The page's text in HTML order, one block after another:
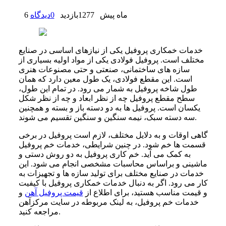
6 ماه پیش 1277بازدید 0دیدگاه
خدمات خمکاری پروفیل یکی از نیازهای اساسی در صنایع
مختلف است. پروفیل فولادی یکی از مواد اولیه بسیاری از
سازه‌ های ساختمانی، صنعتی و حتی مصنوعات هنری
است. این مقطع فولادی، یک طول معین دارد که همان
طول شاخه پروفیل به ‌شمار می‌ رود. در تمام این طول،
سطح مقطع پروفیل چه از نظر ابعاد و چه از نظر شکل
یکسان است. پروفیل‌ ها به دو دسته باز و بسته و همچنین
سه دسته سبک، نیمه سنگین و سنگین تقسیم می‌ شوند.
گاهی اوقات و به دلایل مختلف، لازم است پروفیل در برخی
قسمت‌ ها خم شود. در چنین شرایطی، خدمات خم پروفیل
به کمک می‌ آید. خم‌ کاری پروفیل به دو روش دستی و
ماشینی و براساس محاسبات مشخصی انجام می‌ شود. این
خدمات در صنایع مختلف برای تولید سازه‌ ها و تجهیزات به
کار می‌ رود. اگر به دنبال خدمات خمکاری پروفیل با کیفیت
و قیمت مناسب هستید، برای اطلاع از قیمت پروفیل آهن و
خدمات خم پروفیل، به لینک مربوطه در سایت مرکزآهن
مراجعه کنید.